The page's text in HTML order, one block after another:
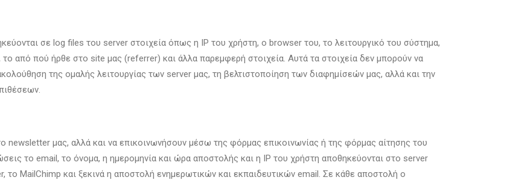
σε log files του server στοιχεία όπως η IP του χρήστη, ο browser του, το λειτουργικό του σύστημα,
από πού ήρθε στο site μας (referrer) και άλλα παρεμφερή στοιχεία. Αυτά τα στοιχεία δεν μπορούν να
της ομαλής λειτουργίας των server μας, τη βελτιστοποίηση των διαφημίσεών μας, αλλά και την
μας, αλλά και να επικοινωνήσουν μέσω της φόρμας επικοινωνίας ή της φόρμας αίτησης του
το email, το όνομα, η ημερομηνία και ώρα αποστολής και η IP του χρήστη αποθηκεύονται στο server
MailChimp και ξεκινά η αποστολή ενημερωτικών και εκπαιδευτικών email. Σε κάθε αποστολή ο